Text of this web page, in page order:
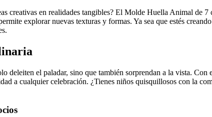
creativas en realidades tangibles? El Molde Huella Animal de
explorar nuevas texturas y formas. Ya sea que estés
deleiten el paladar, sino que también sorprendan a la vista.
a cualquier celebración. ¿Tienes niños quisquillosos con la